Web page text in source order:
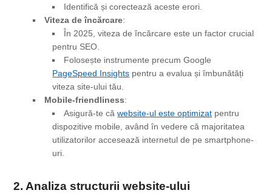
Identifică și corectează aceste erori.
Viteza de încărcare:
În 2025, viteza de încărcare este un factor crucial
pentru SEO.
Folosește instrumente precum Google
PageSpeed Insights pentru a evalua și îmbunătăți
viteza site-ului tău.
Mobile-friendliness:
Asigură-te căwebsite-ul este optimizat pentru
dispozitive mobile, având în vedere că majoritatea
utilizatorilor accesează internetul de pe smartphone-
uri.
2. Analiza structurii website-ului